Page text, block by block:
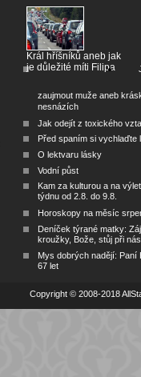
Král hříšníků aneb jak
je důležité míti Filipa
zaujmout muže aneb
nesnázích
Jak odejít z toxického
Před spaním si vychlaďte
O lektvaru lásky
Vodní půst
Kam za kulturou a na
týdnu od 2.8. do 9.8.
Horoskopy na měsíc
Deníček týrané matky:
kroužky, Bože, stůj při nás
Mys dobrých nadějí: Paní
67 let
Copyright © 2008-2018